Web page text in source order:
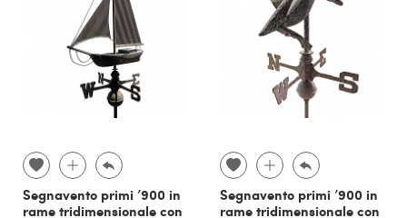
Segnavento primi ’900 in
rame tridimensionale con
Segnavento primi ’900 in
rame tridimensionale con